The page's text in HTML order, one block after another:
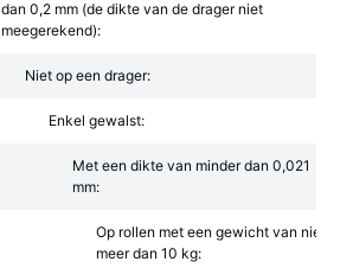
dan 0,2 mm (de dikte van de drager niet
meegerekend):
Niet op een drager:
Enkel gewalst:
Met een dikte van minder dan 0,021
mm:
Op rollen met een gewicht van niet
meer dan 10 kg: